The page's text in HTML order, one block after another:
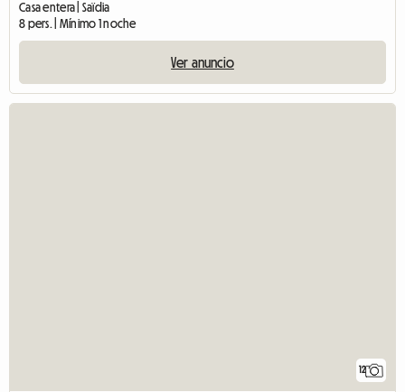
Casa entera | Saïdia
8 pers. | Mínimo 1 noche
Ver anuncio
12